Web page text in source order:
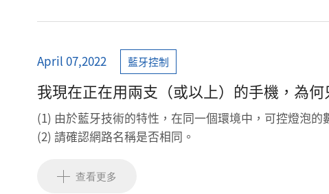
April 07,2022 藍牙控制
我現在正在用兩支（或以上）的手機，為
(1) 由於藍牙技術的特性，在同一個環境中，可控燈泡的
(2) 請確認網路名稱是否相同。
查看更多